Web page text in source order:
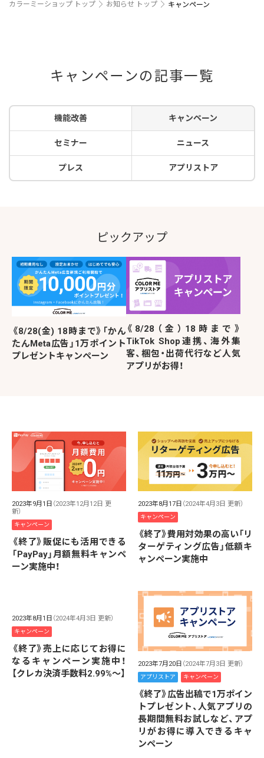
カラーミーショップ トップ お知らせ トップ キャンペーン
キャンペーンの記事一覧
機能改善 キャンペーン
セミナー ニュース
プレス アプリストア
ピックアップ
《8/28(金) 18時まで》「かん
たんMeta広告」1万ポイント
プレゼントキャンペーン
《8/28（金）18時まで》
TikTok Shop連携、海外集
客、梱包・出荷代行など人気
アプリがお得！
2023年9月1日 （2023年12月12日 更
新）
キャンペーン
《終了》販促にも活用できる
「PayPay」月額無料キャンペ
ーン実施中！
2023年8月17日 （2024年4月3日 更新）
キャンペーン
《終了》費用対効果の高い「リ
ターゲティング広告」低額キ
ャンペーン実施中
2023年8月1日 （2024年4月3日 更新）
キャンペーン
《終了》売上に応じてお得に
なるキャンペーン実施中！
【クレカ決済手数料2.99%～】
2023年7月20日 （2024年7月3日 更新）
アプリストア キャンペーン
《終了》広告出稿で1万ポイン
トプレゼント、人気アプリの
長期間無料お試しなど、アプ
リがお得に導入できるキャ
ンペーン